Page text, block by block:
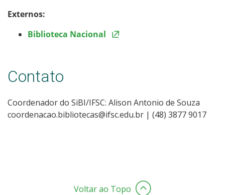
Externos:
Biblioteca Nacional
Contato
Coordenador do SiBI/IFSC: Alison Antonio de Souza
coordenacao.bibliotecas@ifsc.edu.br | (48) 3877 9017
Voltar ao Topo